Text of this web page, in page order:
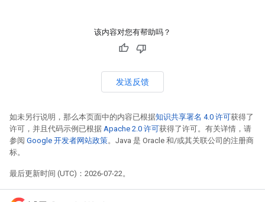
该内容对您有帮助吗？
发送反馈
如未另行说明，那么本页面中的内容已根据知识共享署名 4.0 许可获得了
许可，并且代码示例已根据 Apache 2.0 许可获得了许可。有关详情，请
参阅 Google 开发者网站政策。Java 是 Oracle 和/或其关联公司的注册商
标。
最后更新时间 (UTC)：2026-07-22。